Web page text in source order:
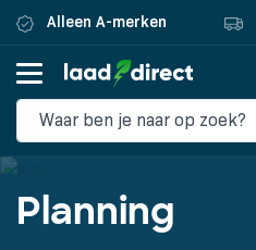
Alleen A-merken
Planning